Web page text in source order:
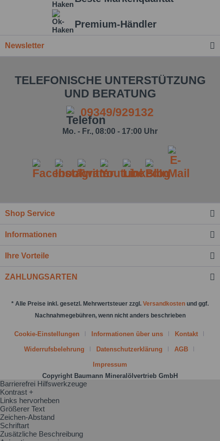
Datenschutzbestimmung
zur
Premium-Händler
Newsletter
TELEFONISCHE UNTERSTÜTZUNG
UND BERATUNG
09349/929132
Mo. - Fr., 08:00 - 17:00 Uhr
Shop Service
Informationen
Ihre Vorteile
ZAHLUNGSARTEN
* Alle Preise inkl. gesetzl. Mehrwertsteuer zzgl. Versandkosten und ggf.
Nachnahmegebühren, wenn nicht anders beschrieben
Cookie-Einstellungen Informationen über uns Kontakt
Widerrufsbelehrung Datenschutzerklärung AGB
Impressum
Copyright Baumann Mineralölvertrieb GmbH
Barrierefrei Hilfswerkzeuge
Kontrast +
Links hervorheben
Größerer Text
Zeichen-Abstand
Schriftart
Zusätzliche Beschreibung